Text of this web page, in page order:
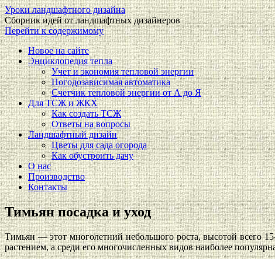
Уроки ландшафтного дизайна
Сборник идей от ландшафтных дизайнеров
Перейти к содержимому
Новое на сайте
Энциклопедия тепла
Учет и экономия тепловой энергии
Погодозависимая автоматика
Счетчик тепловой энергии от А до Я
Для ТСЖ и ЖКХ
Как создать ТСЖ
Ответы на вопросы
Ландшафтный дизайн
Цветы для сада огорода
Как обустроить дачу
О нас
Производство
Контакты
Тимьян посадка и уход
Тимьян — этот многолетний небольшого роста, высотой всего
растением, а среди его многочисленных видов наиболее